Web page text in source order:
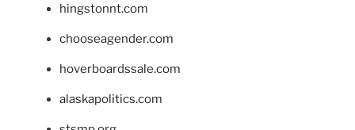
hingstonnt.com
chooseagender.com
hoverboardssale.com
alaskapolitics.com